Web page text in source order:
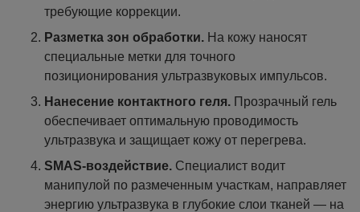
требующие коррекции.
Разметка зон обработки. На кожу наносят
специальные метки для точного
позиционирования ультразвуковых импульсов.
Нанесение контактного геля. Прозрачный гель
обеспечивает оптимальную проводимость
ультразвука и защищает кожу от перегрева.
SMAS-воздействие. Специалист водит
манипулой по размеченным участкам, направляет
энергию ультразвука в глубокие слои тканей — на